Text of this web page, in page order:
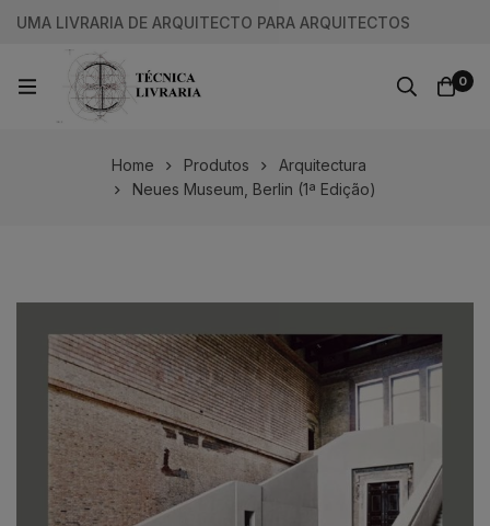
UMA LIVRARIA DE ARQUITECTO PARA ARQUITECTOS
0
Home Produtos
Arquitectura
Neues Museum, Berlin (1ª Edição)